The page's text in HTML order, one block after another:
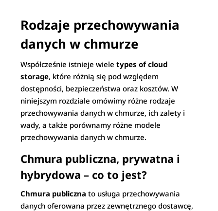
Rodzaje przechowywania
danych w chmurze
Współcześnie istnieje wieletypes of cloud
storage, które różnią się pod względem
dostępności, bezpieczeństwa oraz kosztów. W
niniejszym rozdziale omówimy różne rodzaje
przechowywania danych w chmurze, ich zalety i
wady, a także porównamy różne modele
przechowywania danych w chmurze.
Chmura publiczna, prywatna i
hybrydowa – co to jest?
Chmura publiczna to usługa przechowywania
danych oferowana przez zewnętrznego dostawcę,